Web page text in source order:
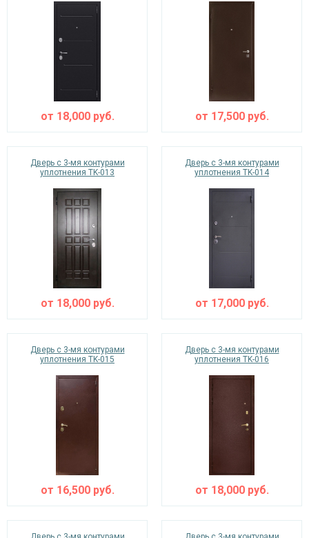
от 18,000руб. от 17,500руб.
Дверь с 3-мя контурами
уплотнения TK-013
от 18,000руб.
Дверь с 3-мя контурами
уплотнения TK-014
от 17,000руб.
Дверь с 3-мя контурами
уплотнения TK-015
от 16,500руб.
Дверь с 3-мя контурами
уплотнения TK-016
от 18,000руб.